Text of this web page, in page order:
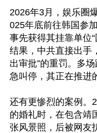
2026年3月，娱乐圈
025年底前往韩国参
事先获得其挂靠单位“
结果，中共直接出手
出审批”的重罚。多
急叫停，其正在推进
还有更惨烈的案例。
的婚礼时，在包含靖
张风景照，后被网友